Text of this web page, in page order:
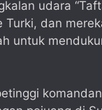
udara
dan
untuk